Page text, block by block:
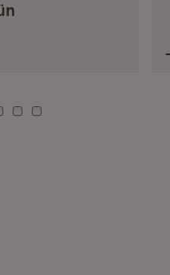
0 3
Kachel: 6
Zu Kachel: 9
Zu Kachel: 12